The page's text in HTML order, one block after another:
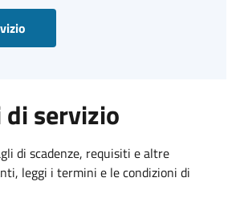
servizio
di scadenze, requisiti e altre
leggi i termini e le condizioni di